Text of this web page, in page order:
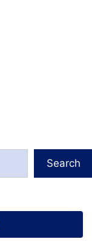
Search